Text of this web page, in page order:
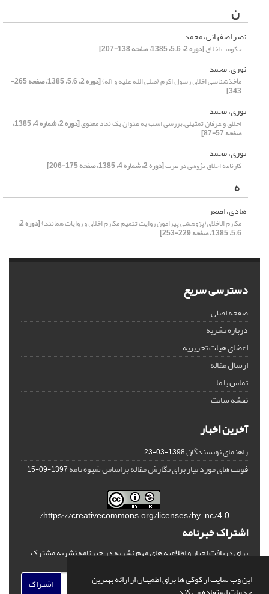
این وب سایت از کوکی ها برای اطمینان از ارائه بهترین
ن
نصر اصفهانی، محمد
حکومت اخلاق[دوره 2، 5.6، 1385، صفحه 138-207]
نوری، محمد
مأخذشناسی اخلاق رسول اکرم (صلی الله علیه و آله) [دوره 2، 5.6، 1385، صفحه 265-
343]
نوری، محمد
اخلاق و عرفان تمثیلی:بررسی اسب به عنوان یک نماد معنوی [دوره 2، شماره 4، 1385،
صفحه 57-87]
نوری، محمد
کارنامه اخلاق پژوهی در غرب[دوره 2، شماره 4، 1385، صفحه 175-206]
ه
هادی، اصغر
مکارم الاخلاق(پژوهشی پیرامون روایت تتمیم مکارم اخلاق و روایات همانند) [دوره 2،
5.6، 1385، صفحه 229-253]
دسترسی سریع
صفحه اصلی
درباره نشریه
اعضای هیات تحریریه
ارسال مقاله
تماس با ما
نقشه سایت
آخرین اخبار
راهنمای نویسندگان1398-03-23
فونت های مورد نیاز برای نگارش مقاله براساس شیوه نامه1397-09-15
https://creativecommons.org/licenses/by-nc/4.0/
اشتراک خبرنامه
برای دریافت اخبار و اطلاعیه های مهم نشریه در خبرنامه نشریه مشترک
اشتراک